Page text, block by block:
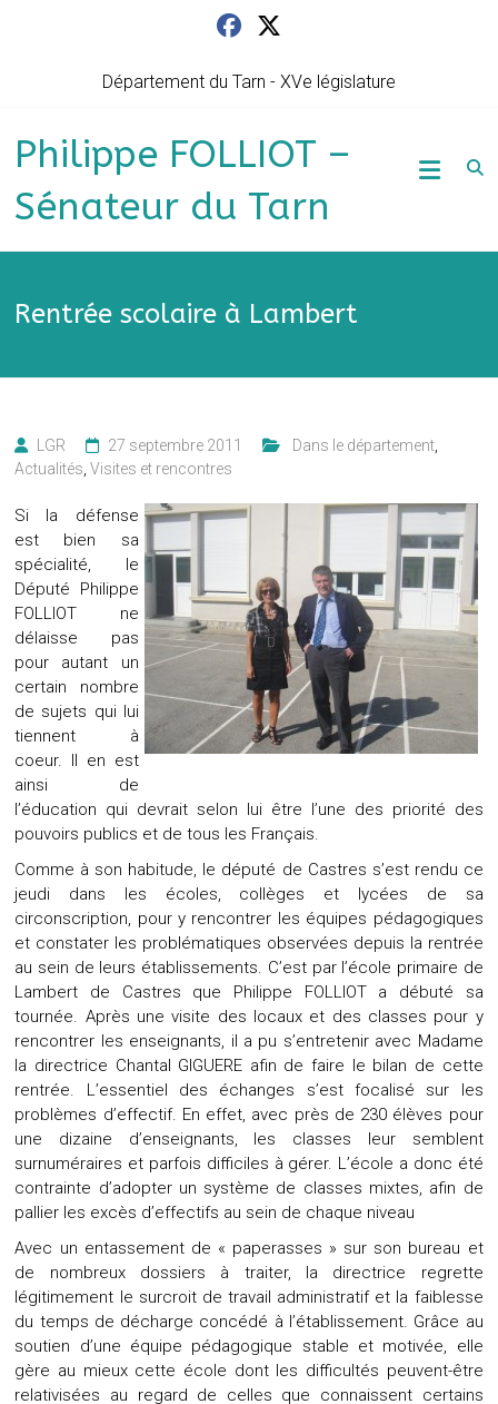
Département du Tarn - XVe législature
Philippe FOLLIOT –
Sénateur du Tarn
Rentrée scolaire à Lambert
LGR 27 septembre 2011 ‎ ‎ Dans le département
Actualités ,Visites et rencontres
Si la défense
est bien sa
spécialité, le
Député Philippe
FOLLIOT ne
délaisse pas
pour autant un
certain nombre
de sujets qui lui
tiennent à
coeur. Il en est
ainsi de
l’éducation qui devrait selon lui être l’une des priorité des
pouvoirs publics et de tous les Français.
Comme à son habitude, le député de Castres s’est rendu ce
jeudi dans les écoles, collèges et lycées de sa
circonscription, pour y rencontrer les équipes pédagogiques
et constater les problématiques observées depuis la rentrée
au sein de leurs établissements. C’est par l’école primaire de
Lambert de Castres que Philippe FOLLIOT a débuté sa
tournée. Après une visite des locaux et des classes pour y
rencontrer les enseignants, il a pu s’entretenir avec Madame
la directrice Chantal GIGUERE afin de faire le bilan de cette
rentrée. L’essentiel des échanges s’est focalisé sur les
problèmes d’effectif. En effet, avec près de 230 élèves pour
une dizaine d’enseignants, les classes leur semblent
surnuméraires et parfois difficiles à gérer. L’école a donc été
contrainte d’adopter un système de classes mixtes, afin de
pallier les excès d’effectifs au sein de chaque niveau
Avec un entassement de « paperasses » sur son bureau et
de nombreux dossiers à traiter, la directrice regrette
légitimement le surcroit de travail administratif et la faiblesse
du temps de décharge concédé à l’établissement. Grâce au
soutien d’une équipe pédagogique stable et motivée, elle
gère au mieux cette école dont les difficultés peuvent-être
relativisées au regard de celles que connaissent certains